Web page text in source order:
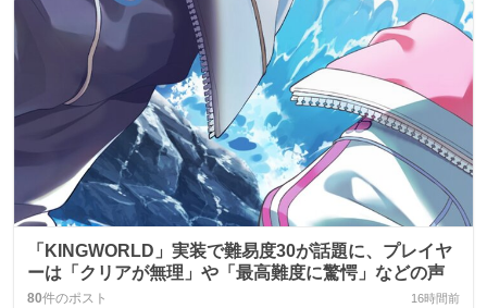
「KINGWORLD」実装で難易度30が話題に、プレイヤ
ーは「クリアが無理」や「最高難度に驚愕」などの声
80件のポスト 16時間前